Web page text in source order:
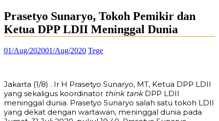
Prasetyo Sunaryo, Tokoh Pemikir dan
Ketua DPP LDII Meninggal Dunia
01/Aug/202001/Aug/2020 Tege
Jakarta (1/8) . Ir H Prasetyo Sunaryo, MT, Ketua DPP LDII
yang sekaligus koordinator think tankDPP LDII
meninggal dunia. Prasetyo Sunaryo salah satu tokoh LDII
yang dekat dengan wartawan, meninggal dunia pada